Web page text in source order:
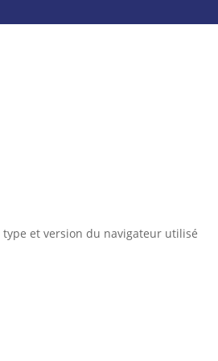
type et version du navigateur utilisé